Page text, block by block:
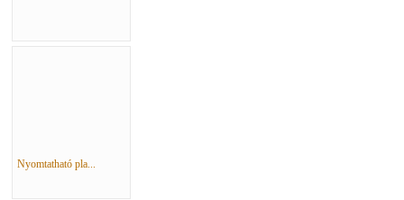
Nyomtatható pla...